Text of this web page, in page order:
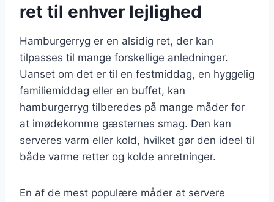
ret til enhver lejlighed
Hamburgerryg er en alsidig ret, der kan
tilpasses til mange forskellige anledninger.
Uanset om det er til en festmiddag, en hyggelig
familiemiddag eller en buffet, kan
hamburgerryg tilberedes på mange måder for
at imødekomme gæsternes smag. Den kan
serveres varm eller kold, hvilket gør den ideel til
både varme retter og kolde anretninger.
En af de mest populære måder at servere